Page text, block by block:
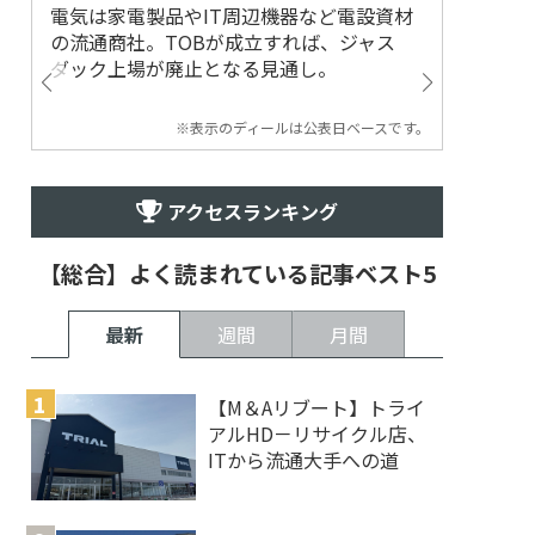
電気は家電製品やIT周辺機器など電設資材
の流通商社。TOBが成立すれば、ジャス
ダック上場が廃止となる見通し。
※表示のディールは公表日ベースです。
アクセスランキング
【総合】よく読まれている記事ベスト5
最新 週間 月間
【M＆Aリブート】トライ
アルHD－リサイクル店、
ITから流通大手への道